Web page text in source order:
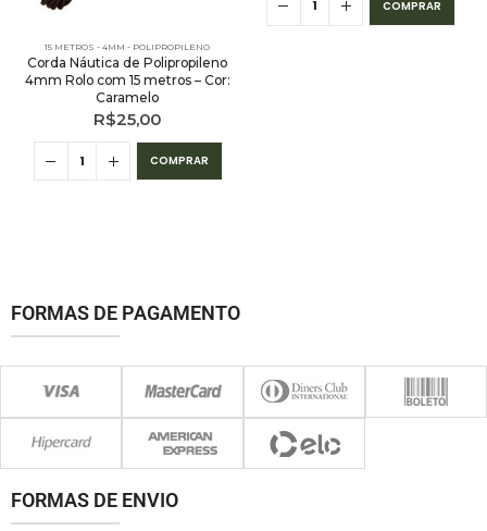
15 METROS - 4MM - POLIPROPILENO
Corda Náutica de Polipropileno
4mm Rolo com 15 metros – Cor:
Caramelo
R$25,00
COMPRAR
COMPRAR
FORMAS DE PAGAMENTO
FORMAS DE ENVIO